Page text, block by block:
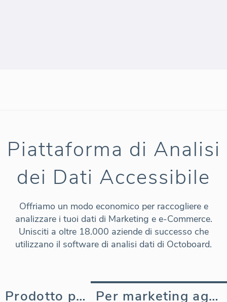
Piattaforma di Analisi
dei Dati Accessibile
Offriamo un modo economico per raccogliere e
analizzare i tuoi dati di Marketing e e-Commerce.
Unisciti a oltre 18.000 aziende di successo che
utilizzano il software di analisi dati di Octoboard.
Prodotto per Affari Per marketing agenzia